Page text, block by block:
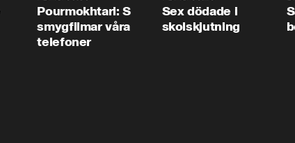
Pourmokhtari: S
smygfilmar våra
telefoner
Sex dödade i
skolskjutning